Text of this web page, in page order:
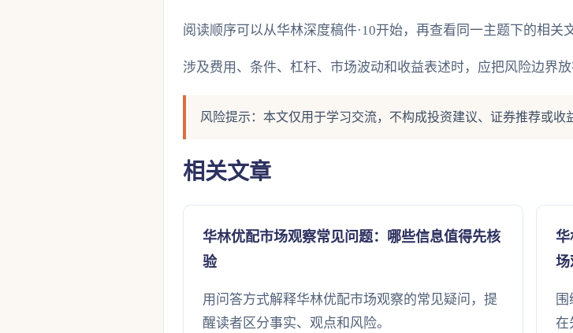
阅读顺序可以从华林深度稿件·10开始，再查看同一主题下的相关
涉及费用、条件、杠杆、市场波动和收益表述时，应把风险边界
风险提示：本文仅用于学习交流，不构成投资建议、证券推荐或收
相关文章
华林优配市场观察常见问题：哪些信息值得先核
验
用问答方式解释华林优配市场观察的常见疑问，提
醒读者区分事实、观点和风险。
华
场
在